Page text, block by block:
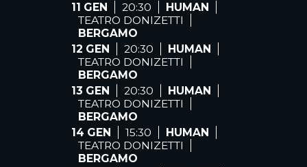
11 GEN
20:30
HUMAN
TEATRO DONIZETTI
BERGAMO
12 GEN
20:30
HUMAN
TEATRO DONIZETTI
BERGAMO
13 GEN
20:30
HUMAN
TEATRO DONIZETTI
BERGAMO
14 GEN
15:30
HUMAN
TEATRO DONIZETTI
BERGAMO